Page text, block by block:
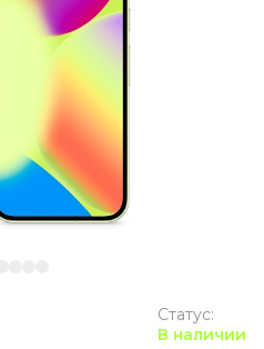
Статус:
В наличии